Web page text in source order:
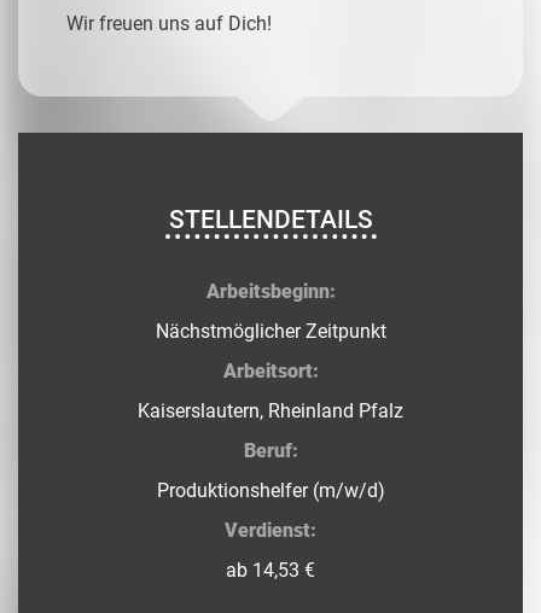
Wir freuen uns auf Dich!
STELLENDETAILS
Arbeitsbeginn:
Nächstmöglicher Zeitpunkt
Arbeitsort:
Kaiserslautern, Rheinland Pfalz
Beruf:
Produktionshelfer (m/w/d)
Verdienst:
ab 14,53 €